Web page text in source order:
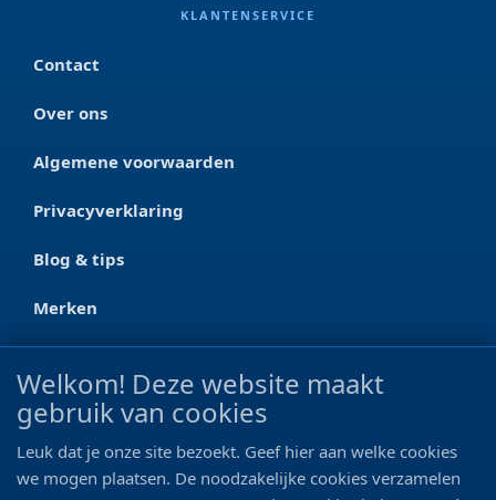
KLANTENSERVICE
Contact
Over ons
Algemene voorwaarden
Privacyverklaring
Blog & tips
Merken
CONTACT
Ootmarsumseweg 125a
0546 - 622 990
Welkom! Deze website maakt
gebruik van cookies
Leuk dat je onze site bezoekt. Geef hier aan welke cookies
we mogen plaatsen. De noodzakelijke cookies verzamelen